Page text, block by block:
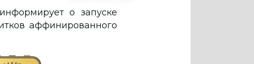
о запуске
аффинированного